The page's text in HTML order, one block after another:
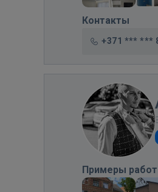
Контакты
+371 *** ***
Примеры работ